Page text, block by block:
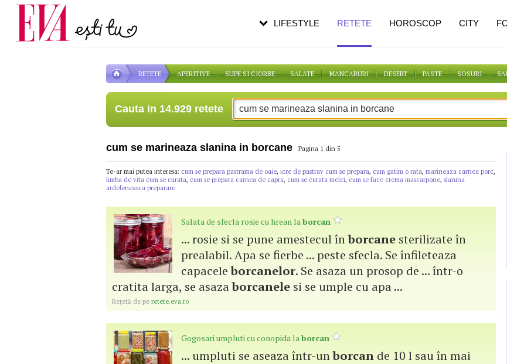
RETETE APERITIVE SUPE SI CIORBE SALATE MANCARURI DESERT PASTE SOSURI
Cauta in 14.929 retete
cum se marineaza slanina in borcane Pagina 1 din 5
Te-ar mai putea interesa: cum se prepara pastrama de oaie, icre de pastrav cum se prepara, cum gatim o rata, marineaza carnea porc,
limba de vita cum se curata, cum se prepara carnea de capra, cum se curata melci, cum se face crema mascarpone, slanina
ardeleneasca preparare
Salata de sfecla rosie cu hrean laborcan
... rosie si se pune amestecul înborcane sterilizate în
prealabil. Apa se fierbe ... peste sfecla. Se înfileteaza
capaceleborcanelor. Se asaza un prosop de ... într-o
cratita larga, se asazaborcanele si se umple cu apa ...
Reţetă de pe retete.eva.ro
Gogosari umpluti cu conopida laborcan
... umpluti se aseaza într-unborcan de 10 l sau în mai
LIFESTYLE RETETE HOROSCOP CITY
Carieră
Actualitate